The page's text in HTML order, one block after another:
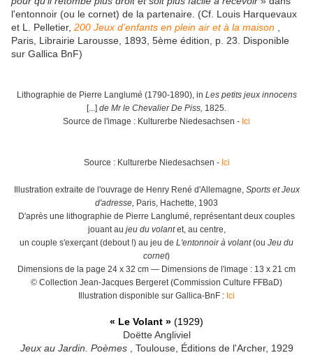
l'entonnoir (ou le cornet) de la partenaire. (Cf. Louis Harquevaux
et L. Pelletier, 200 Jeux d'enfants en plein air et à la maison
Paris, Librairie Larousse, 1893, 5ème édition, p. 23. Disponible
sur Gallica BnF)
Lithographie de Pierre Langlumé (1790-1890), in Les petits jeux innocens
[...] de Mr le Chevalier De Piss, 1825.
Source de l'image : Kulturerbe Niedesachsen - Ici
Source : Kulturerbe Niedesachsen - Ici
Illustration extraite de l'ouvrage de Henry René d'Allemagne, Sports et Jeux
d'adresse, Paris, Hachette, 1903
D'après une lithographie de Pierre Langlumé, représentant deux couples
jouant au jeu du volantet, au centre,
un couple s'exerçant (debout !) au jeu de L'entonnoir à volant(ou Jeu du
cornet)
Dimensions de la page 24 x 32 cm — Dimensions de l'image : 13 x 21 cm
© Collection Jean-Jacques Bergeret (Commission Culture FFBaD)
Illustration disponible sur Gallica-BnF : Ici
« Le Volant » (1929)
Doëtte Angliviel
Jeux au Jardin. Poèmes, Toulouse, Éditions de l'Archer, 1929